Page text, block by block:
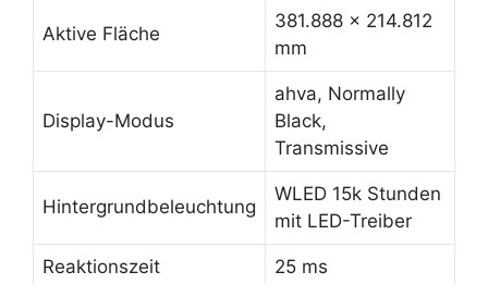
Aktive Fläche
381.888 x 214.812
mm
Display-Modus
ahva, Normally
Black,
Transmissive
Hintergrundbeleuchtung
WLED 15k Stunden
mit LED-Treiber
Reaktionszeit 25 ms